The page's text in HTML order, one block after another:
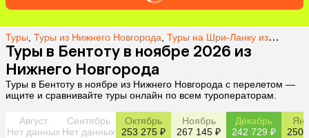
Туры Туры из Нижнего Новгорода Туры на Шри-Ланку из Нижнего Новгорода
Туры в Бентоту в ноябре 2026 из
Нижнего Новгорода
Туры в Бентоту в ноябре из Нижнего Новгорода с перелетом —
ищите и сравнивайте туры онлайн по всем туроператорам.
Август
Нет данных
Сентябрь
Нет данных
Октябрь
253 275 ₽
Ноябрь
267 145 ₽
Декабрь
242 729 ₽
250